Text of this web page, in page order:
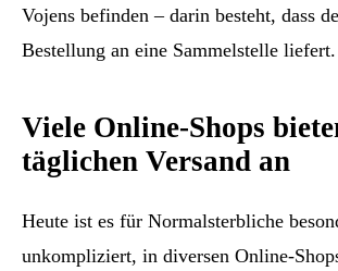
Vojens befinden – darin besteht, dass
Bestellung an eine Sammelstelle liefert.
Viele Online-Shops
täglichen Versand an
Heute ist es für Normalsterbliche
unkompliziert, in diversen Online-